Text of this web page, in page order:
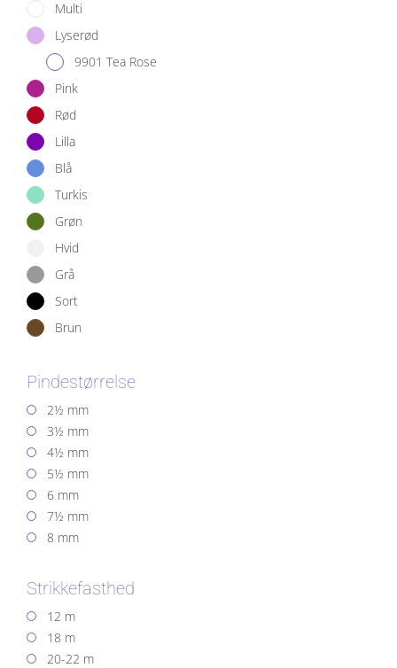
Multi
Lyserød
9901 Tea Rose
Pink
Rød
Lilla
Blå
Turkis
Grøn
Hvid
Grå
Sort
Brun
Pindestørrelse
2½ mm
3½ mm
4½ mm
5½ mm
6 mm
7½ mm
8 mm
Strikkefasthed
12 m
18 m
20-22 m